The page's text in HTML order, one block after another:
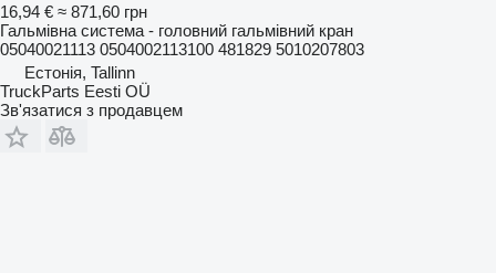
16,94 € ≈ 871,60 грн
Гальмівна система - головний гальмівний кран
05040021113 0504002113100 481829 5010207803
Естонія, Tallinn
TruckParts Eesti OÜ
Зв'язатися з продавцем